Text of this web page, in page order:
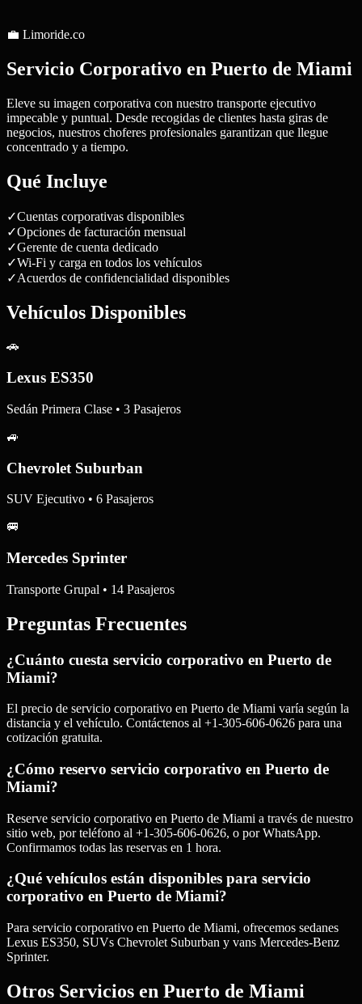
💼 Limoride.co
Servicio Corporativo en Puerto de Miami
Eleve su imagen corporativa con nuestro transporte ejecutivo
impecable y puntual. Desde recogidas de clientes hasta giras de
negocios, nuestros choferes profesionales garantizan que llegue
concentrado y a tiempo.
Qué Incluye
✓Cuentas corporativas disponibles
✓Opciones de facturación mensual
✓Gerente de cuenta dedicado
✓Wi-Fi y carga en todos los vehículos
✓Acuerdos de confidencialidad disponibles
Vehículos Disponibles
🚗
Lexus ES350
Sedán Primera Clase • 3 Pasajeros
🚙
Chevrolet Suburban
SUV Ejecutivo • 6 Pasajeros
🚐
Mercedes Sprinter
Transporte Grupal • 14 Pasajeros
Preguntas Frecuentes
¿Cuánto cuesta servicio corporativo en Puerto de
Miami?
El precio de servicio corporativo en Puerto de Miami varía según la
distancia y el vehículo. Contáctenos al +1-305-606-0626 para una
cotización gratuita.
¿Cómo reservo servicio corporativo en Puerto de
Miami?
Reserve servicio corporativo en Puerto de Miami a través de nuestro
sitio web, por teléfono al +1-305-606-0626, o por WhatsApp.
Confirmamos todas las reservas en 1 hora.
¿Qué vehículos están disponibles para servicio
corporativo en Puerto de Miami?
Para servicio corporativo en Puerto de Miami, ofrecemos sedanes
Lexus ES350, SUVs Chevrolet Suburban y vans Mercedes-Benz
Sprinter.
Otros Servicios en Puerto de Miami